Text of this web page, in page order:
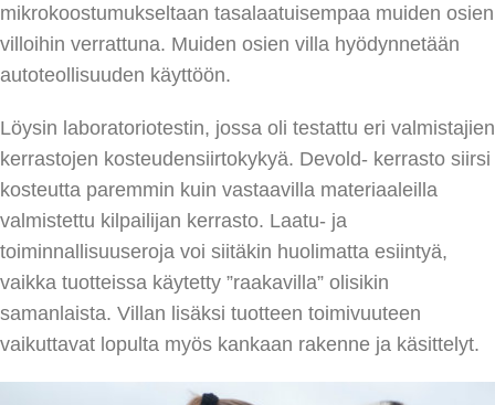
mikrokoostumukseltaan tasalaatuisempaa muiden osien
villoihin verrattuna. Muiden osien villa hyödynnetään
autoteollisuuden käyttöön.
Löysin laboratoriotestin, jossa oli testattu eri valmistajien
kerrastojen kosteudensiirtokykyä. Devold- kerrasto siirsi
kosteutta paremmin kuin vastaavilla materiaaleilla
valmistettu kilpailijan kerrasto. Laatu- ja
toiminnallisuuseroja voi siitäkin huolimatta esiintyä,
vaikka tuotteissa käytetty ”raakavilla” olisikin
samanlaista. Villan lisäksi tuotteen toimivuuteen
vaikuttavat lopulta myös kankaan rakenne ja käsittelyt.